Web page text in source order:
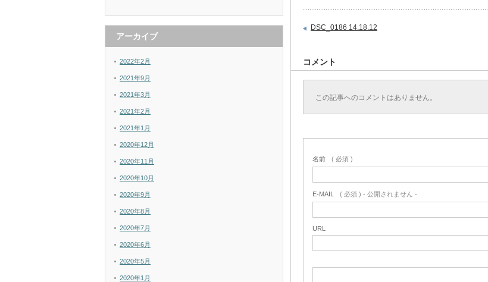
DSC_0186 14.18.12
コメント
この記事へのコメントはありません。
名前 ( 必須 )
E-MAIL ( 必須 ) - 公開されません -
URL
アーカイブ
2022年2月
2021年9月
2021年3月
2021年2月
2021年1月
2020年12月
2020年11月
2020年10月
2020年9月
2020年8月
2020年7月
2020年6月
2020年5月
2020年1月